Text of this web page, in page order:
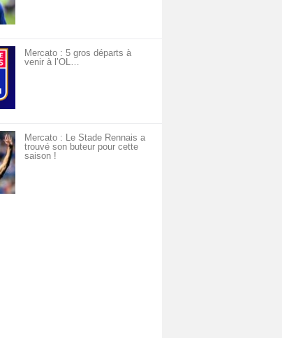
Mercato : 5 gros départs à
venir à l’OL…
Mercato : Le Stade Rennais a
trouvé son buteur pour cette
saison !